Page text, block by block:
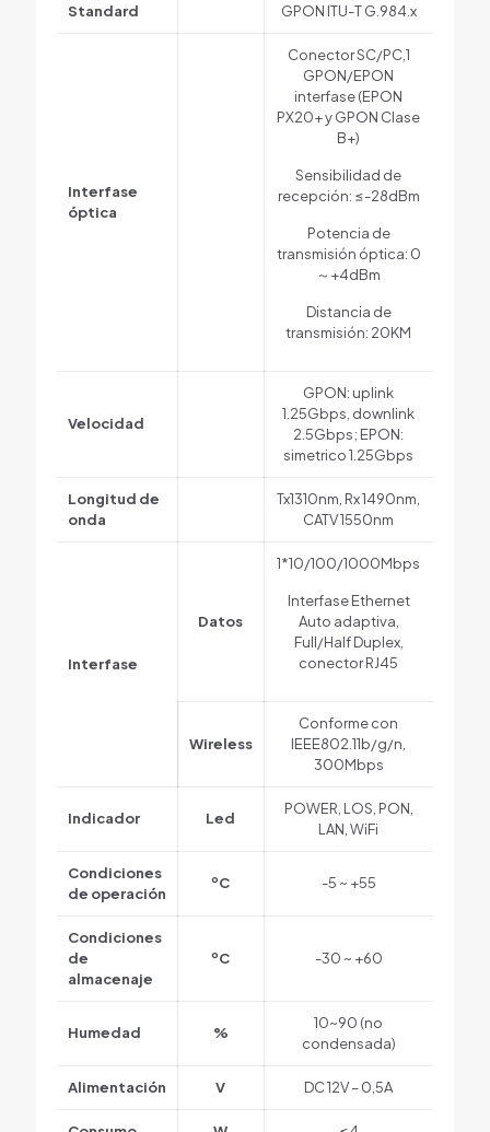
Standard
GPON ITU-T G.984.x
Interfase
óptica
Conector SC/PC,1
GPON/EPON
interfase (EPON
PX20+ y GPON Clase
B+)
Sensibilidad de
recepción: ≤-28dBm
Potencia de
transmisión óptica: 0
～+4dBm
Distancia de
transmisión: 20KM
Velocidad
GPON: uplink
1.25Gbps, downlink
2.5Gbps; EPON:
simetrico 1.25Gbps
Longitud de
onda
Tx1310nm, Rx 1490nm,
CATV 1550nm
Interfase
Datos
1*10/100/1000Mbps
Interfase Ethernet
Auto adaptiva,
Full/Half Duplex,
conector RJ45
Wireless
Conforme con
IEEE802.11b/g/n,
300Mbps
Indicador Led
POWER, LOS, PON,
LAN, WiFi
Condiciones
de operación
ºC -5 ~ +55
Condiciones
de
almacenaje
ºC -30 ~ +60
Humedad %
10~90 (no
condensada)
Alimentación V DC 12V – 0,5A